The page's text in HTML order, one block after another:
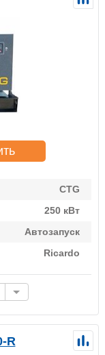
CTG
250 кВт
Автозапуск
Ricardo
R